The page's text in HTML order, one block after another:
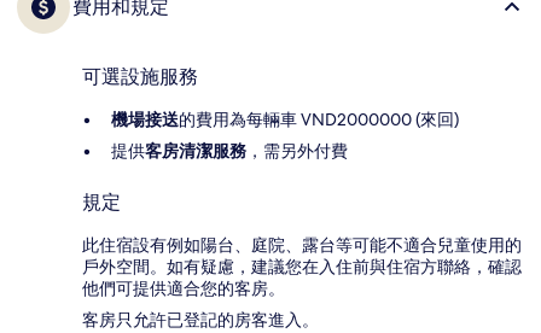
費用和規定
可選設施服務
機場接送的費用為每輛車 VND2000000 (來回)
提供客房清潔服務 ，需另外付費
規定
此住宿設有例如陽台、庭院、露台等可能不適合兒童使用的
戶外空間。如有疑慮，建議您在入住前與住宿方聯絡，確認
他們可提供適合您的客房。
客房只允許已登記的房客進入。